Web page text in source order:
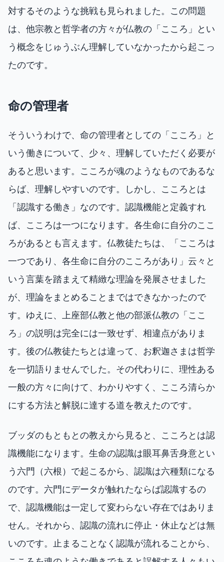
対するそのような挑戦も見られました。この問題
は、他宗教と哲学者の方々が仏教の「こころ」とい
う概念をじゅうぶん理解していなかったから起こっ
たのです。
命の管理者
そういうわけで、命の管理者としての「こころ」と
いう働きについて、少々、理解していただく必要が
あると思います。こころが魂のようなものであるな
らば、理解しやすいのです。しかし、こころとは
「認識する働き」なのです。認識機能と定義すれ
ば、こころは一つになります。各生命に自分のここ
ろがあるとも言えます。仏教徒たちは、「こころは
一つであり、各生命に自分のこころがあり」云々と
いう言葉を踏まえて精緻な理論を発展させました
が、理論をまとめることまではできなかったので
す。ゆえに、上座部仏教と他の部派仏教の「ここ
ろ」の説明は完全には一致せず、相違点がありま
す。後の仏教徒たちとは違って、お釈迦さまは哲学
を一切語りませんでした。その代わりに、理性ある
一般の方々に向けて、わかりやすく、こころ清らか
にする方法と解脱に達する道を教えたのです。
ブッダのもともとの教えから見ると、こころとは認
識機能になります。生命の認識は眼耳鼻舌身意とい
う六門（六根）で起こるから、認識は六種類になる
のです。六門にデータが触れたならば認識するの
で、認識機能は一定して変わらない存在ではありま
せん。それから、認識の流れに停止・休止などは無
いのです。止まることなく認識が流れることから、